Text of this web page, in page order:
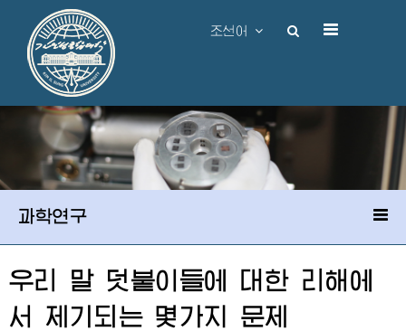
조선어
과학연구
우리 말 덧붙이들에 대한 리해에
서 제기되는 몇가지 문제